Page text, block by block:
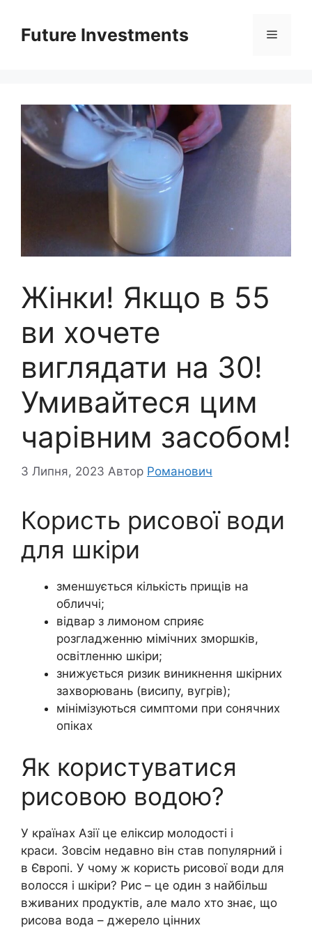
вмістуFuture Investments Меню
Жінки! Якщо в 55
ви хочете
виглядати на 30!
Умивайтеся цим
чарівним засобом!
3 Липня, 2023 Автор Романович
Користь рисової води
для шкіри
зменшується кількість прищів на
обличчі;
відвар з лимоном сприяє
розгладженню мімічних зморшків,
освітленню шкіри;
знижується ризик виникнення шкірних
захворювань (висипу, вугрів);
мінімізуються симптоми при сонячних
опіках
Як користуватися
рисовою водою?
У країнах Азії це еліксир молодості і
краси. Зовсім недавно він став популярний і
в Європі. У чому ж користь рисової води для
волосся і шкіри? Рис – це один з найбільш
вживаних продуктів, але мало хто знає, що
рисова вода – джерело цінних